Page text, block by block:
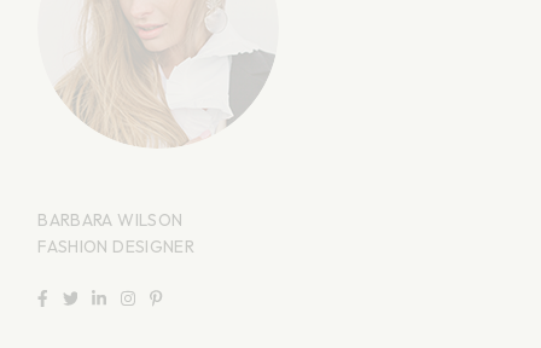
BARBARA WILSON
FASHION DESIGNER